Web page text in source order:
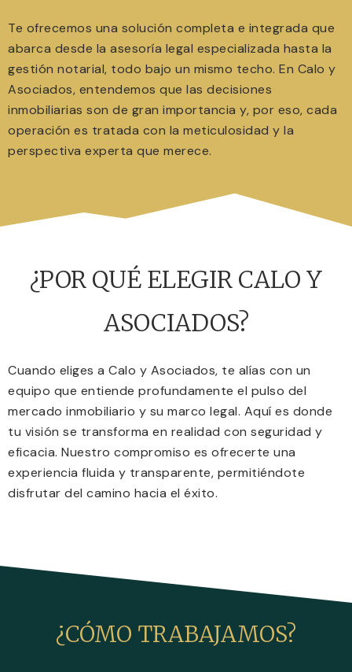
Te ofrecemos una solución completa e integrada que
abarca desde la asesoría legal especializada hasta la
gestión notarial, todo bajo un mismo techo. En Calo y
Asociados, entendemos que las decisiones
inmobiliarias son de gran importancia y, por eso, cada
operación es tratada con la meticulosidad y la
perspectiva experta que merece.
¿POR QUÉ ELEGIR CALO Y
ASOCIADOS?
Cuando eliges a Calo y Asociados, te alías con un
equipo que entiende profundamente el pulso del
mercado inmobiliario y su marco legal. Aquí es donde
tu visión se transforma en realidad con seguridad y
eficacia. Nuestro compromiso es ofrecerte una
experiencia fluida y transparente, permitiéndote
disfrutar del camino hacia el éxito.
¿CÓMO TRABAJAMOS?